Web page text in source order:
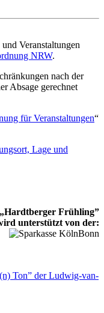
Veranstaltungen
NRW.
nach der
Absage gerechnet
für Veranstaltungen“
Lage und
Frühling”
unterstützt von der:
Ton” der Ludwig-van-